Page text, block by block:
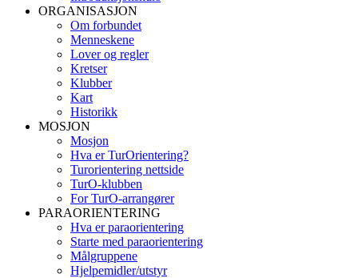
ORGANISASJON
Om forbundet
Menneskene
Lover og regler
Kretser
Klubber
Kart
Historikk
MOSJON
Mosjon
Hva er TurOrientering?
Turorientering nettside
TurO-klubben
For TurO-arrangører
PARAORIENTERING
Hva er paraorientering
Starte med paraorientering
Målgruppene
Hjelpemidler/utstyr